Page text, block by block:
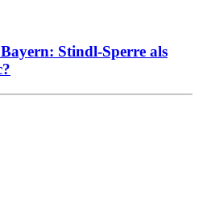
Stindl-Sperre als